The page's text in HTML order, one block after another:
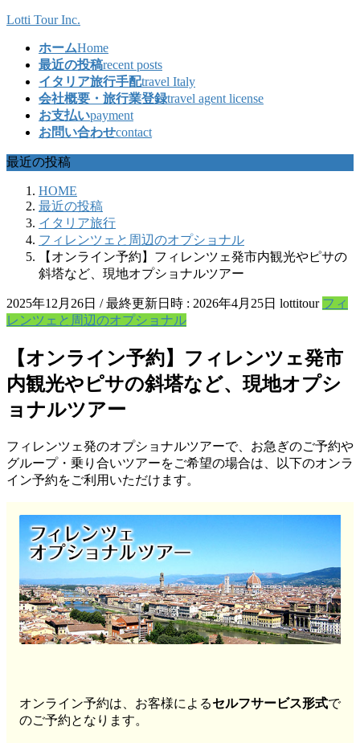
コ
ッ
プ
ナ
移
動
Lotti Tour Inc.
ホームHome
最近の投稿recent posts
イタリア旅行手配travel Italy
会社概要・旅行業登録travel agent license
お支払いpayment
お問い合わせcontact
最近の投稿
HOME
最近の投稿
イタリア旅行
フィレンツェと周辺のオプショナル
【オンライン予約】フィレンツェ発市内観光やピサの
斜塔など、現地オプショナルツアー
2025年12月26日 / 最終更新日時 : 2026年4月25日 lottitour フィ
レンツェと周辺のオプショナル
【オンライン予約】フィレンツェ発市
内観光やピサの斜塔など、現地オプシ
ョナルツアー
フィレンツェ発のオプショナルツアーで、お急ぎのご予約や
グループ・乗り合いツアーをご希望の場合は、以下のオンラ
イン予約をご利用いただけます。
オンライン予約は、お客様によるセルフサービス形式で
のご予約となります。